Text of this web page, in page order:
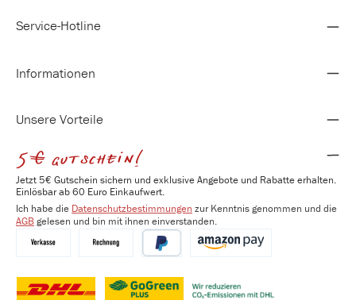
Service-Hotline
Informationen
Unsere Vorteile
5€ gutschein!
Jetzt 5€ Gutschein sichern und exklusive Angebote und Rabatte erhalten.
Einlösbar ab 60 Euro Einkaufwert.
Ich habe die Datenschutzbestimmungen zur Kenntnis genommen und die
AGBgelesen und bin mit ihnen einverstanden.